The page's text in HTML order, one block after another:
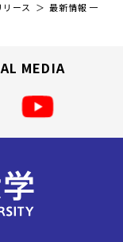
リース
最新情報 一
MEDIA